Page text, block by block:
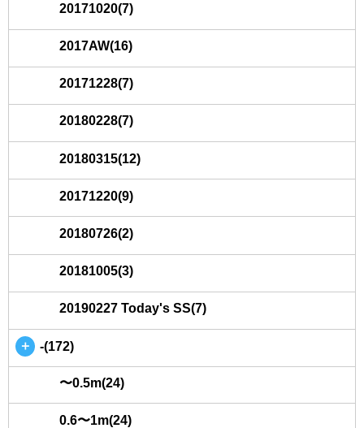
20171020(7)
2017AW(16)
20171228(7)
20180228(7)
20180315(12)
20171220(9)
20180726(2)
20181005(3)
20190227 Today's SS(7)
＋ -(172)
〜0.5m(24)
0.6〜1m(24)